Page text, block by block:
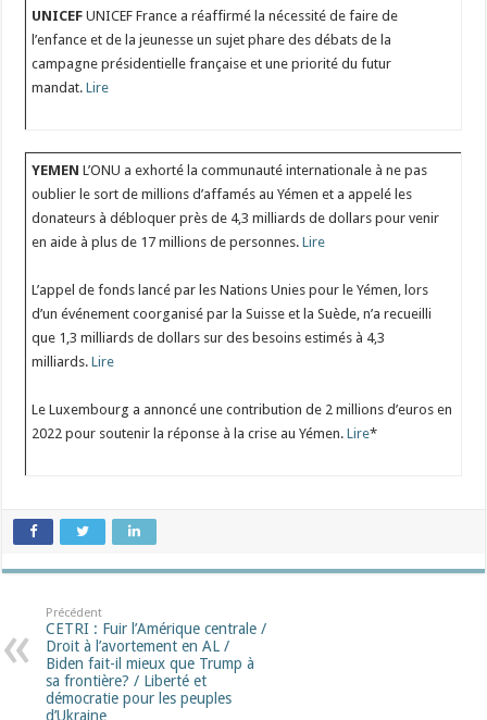
UNICEF UNICEF France a réaffirmé la nécessité de faire de
l’enfance et de la jeunesse un sujet phare des débats de la
campagne présidentielle française et une priorité du futur
mandat.Lire
YEMEN L’ONU a exhorté la communauté internationale à ne pas
oublier le sort de millions d’affamés au Yémen et a appelé les
donateurs à débloquer près de 4,3 milliards de dollars pour venir
en aide à plus de 17 millions de personnes.Lire
L’appel de fonds lancé par les Nations Unies pour le Yémen, lors
d’un événement coorganisé par la Suisse et la Suède, n’a recueilli
que 1,3 milliards de dollars sur des besoins estimés à 4,3
milliards.Lire
Le Luxembourg a annoncé une contribution de 2 millions d’euros en
2022 pour soutenir la réponse à la crise au Yémen.Lire*
Précédent
CETRI : Fuir l’Amérique centrale /
Droit à l’avortement en AL /
Biden fait-il mieux que Trump à
sa frontière? / Liberté et
démocratie pour les peuples
d’Ukraine